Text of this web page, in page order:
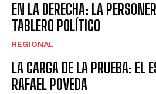
EN LA DERECHA: LA
TABLERO POLÍTICO
REGIONAL
LA CARGA DE LA PRUEBA: EL
RAFAEL POVEDA